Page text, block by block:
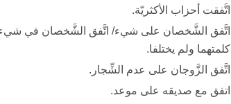
اتَّفقت أحزاب الأكثريّة.
اتَّفق الشَّخصان على شيء/ اتَّفق الشَّخصان في شيء:
كلمتهما ولم يختلفا.
اتَّفق الزَّوجان على عدم الشِّجار.
اتفق مع صديقه على موعد.